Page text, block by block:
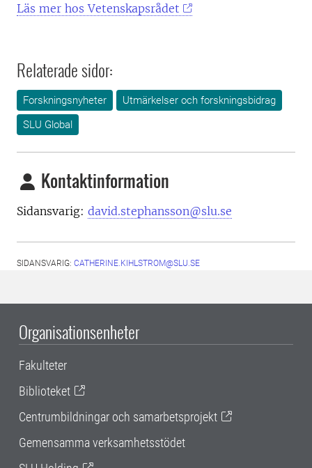
Läs mer hos Vetenskapsrådet
Relaterade sidor:
Forskningsnyheter
Utmärkelser och forskningsbidrag
SLU Global
Kontaktinformation
Sidansvarig: david.stephansson@slu.se
SIDANSVARIG: CATHERINE.KIHLSTROM@SLU.SE
Organisationsenheter
Fakulteter
Biblioteket
Centrumbildningar och samarbetsprojekt
Gemensamma verksamhetsstödet